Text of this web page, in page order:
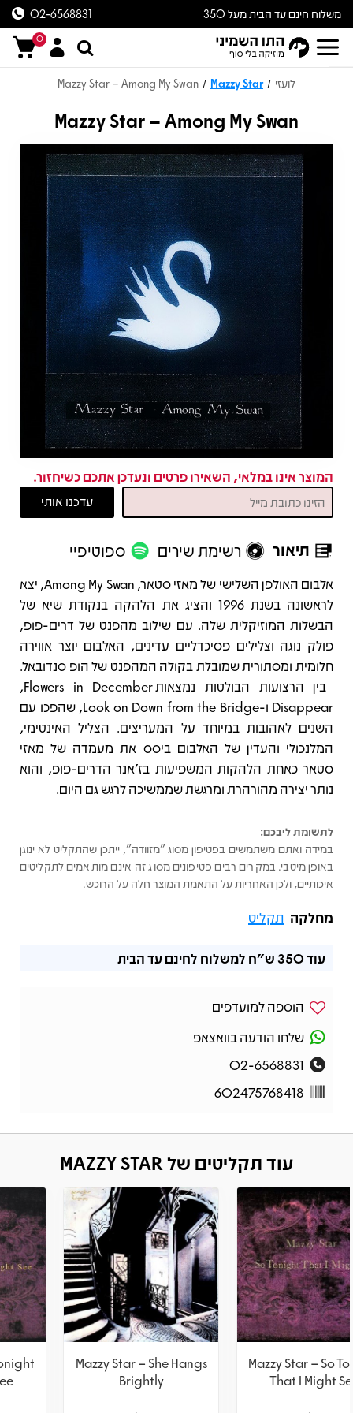
משלוח חינם עד הבית מעל 350
ש״ח
02-6568831
0
לועזי /
Mazzy Star
/
Mazzy Star – Among My Swan
Mazzy Star – Among My Swan
המוצר אינו במלאי, השאירו פרטים ונעדכן אתכם כשיחזור.
תיאור רשימת שירים ספוטיפיי
תיאור
אלבום האולפן השלישי של מאזי סטאר, Among My Swan, יצא
לראשונה בשנת 1996 והציג את הלהקה בנקודת שיא של
הבשלות המוזיקלית שלה. עם שילוב מהפנט של דרים-פופ,
פולק נוגה וצלילים פסיכדליים עדינים, האלבום יוצר אווירה
חלומית ומסתורית שמובלת בקולה המהפנט של הופ סנדובאל.
בין הרצועות הבולטות נמצאות Flowers in December,
‏Disappear ו-Look on Down from the Bridge, שהפכו עם
השנים לאהובות במיוחד על המעריצים. הצליל האינטימי,
המלנכולי והעדין של האלבום ביסס את מעמדה של מאזי
סטאר כאחת הלהקות המשפיעות בז’אנר הדרים-פופ, והוא
נותר יצירה מהורהרת ומרגשת שממשיכה לרגש גם היום.
לתשומת ליבכם:
במידה ואתם משתמשים בפטיפון מסוג "מזוודה", ייתכן שהתקליט לא ינוגן
באופן מיטבי. במקרים רבים פטיפונים מסוג זה אינם מותאמים לתקליטים
איכותיים, ולכן האחריות על התאמת המוצר חלה על הרוכש.
מחלקה תקליט
עוד350 ש"ח למשלוח לחינם עד הבית
הוספה למועדפים
שלחו הודעה בוואצאפ
02-6568831
602475768418
עוד תקליטים של MAZZY STAR
Mazzy Star – She Hangs
Brightly
Mazzy Star – So Tonight
That I Might See